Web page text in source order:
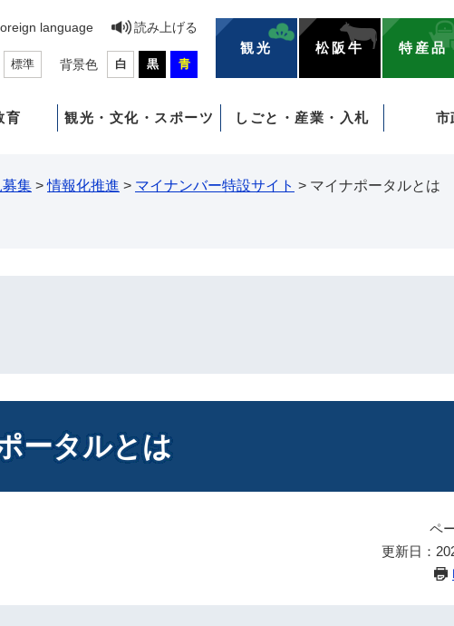
language 読み上げる
標準 背景色 白 黒 青
観光 松阪牛 特産品
育 観光・文化・スポーツ しごと・産業・入札 市
集 >情報化推進 > マイナンバー特設サイト > マイナポータルとは
ータルとは
ペ
更新日：